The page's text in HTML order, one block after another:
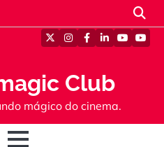
Club
mágico do cinema.
TwitterInstagram
Facebook
Linkedin
Youtube